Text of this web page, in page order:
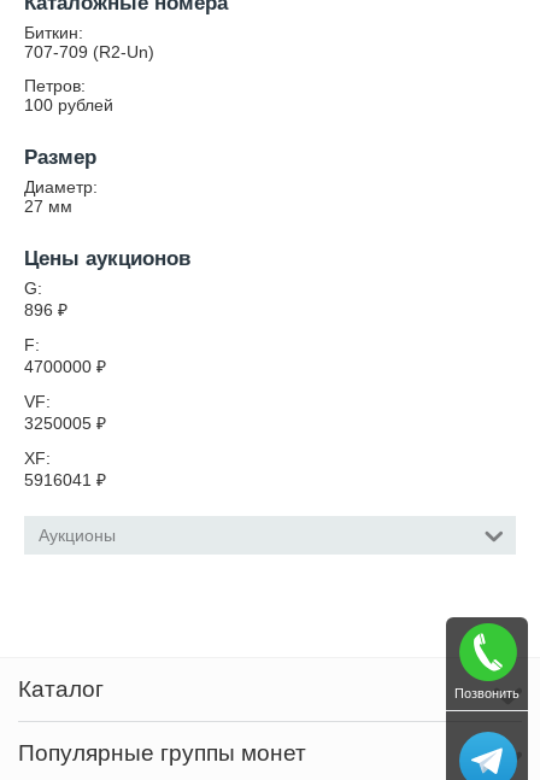
Биткин:
707-709 (R2-Un)
Петров:
100 рублей
Размер
Диаметр:
27 мм
Цены аукционов
G:
896 ₽
F:
4700000 ₽
VF:
3250005 ₽
XF:
5916041 ₽
Аукционы
Каталог
Популярные группы монет
Позвонить